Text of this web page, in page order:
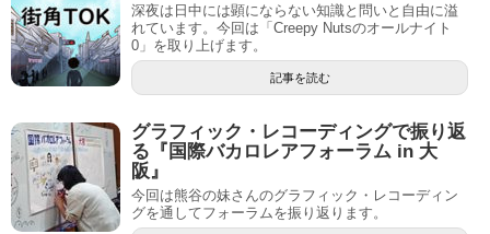
深夜は日中には顕にならない知識と問いと自由に溢
れています。今回は「Creepy Nutsのオールナイト
0」を取り上げます。
記事を読む
グラフィック・レコーディングで振り返
る『国際バカロレアフォーラム in 大
阪』
今回は熊谷の妹さんのグラフィック・レコーディン
グを通してフォーラムを振り返ります。